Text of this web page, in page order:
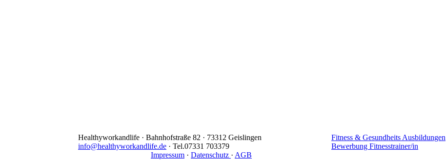
Healthyworkandlife · Bahnhofstraße 82 · 73312 Geislingen
info@healthyworkandlife.de · Tel.07331 703379
Impressum · Datenschutz · AGB
Fitness & Gesundheits Ausbildungen
Bewerbung Fitnesstrainer/in